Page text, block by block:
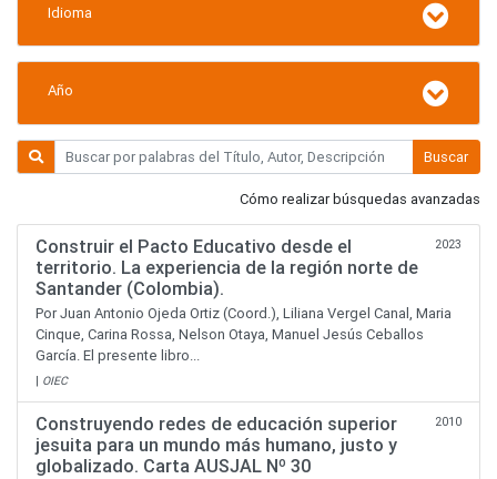
Buscar
Cómo realizar búsquedas avanzadas
Construir el Pacto Educativo desde el
territorio. La experiencia de la región norte de
Santander (Colombia).
2023
Por Juan Antonio Ojeda Ortiz (Coord.), Liliana Vergel Canal, Maria
Cinque, Carina Rossa, Nelson Otaya, Manuel Jesús Ceballos
García. El presente libro...
| OIEC
Construyendo redes de educación superior
jesuita para un mundo más humano, justo y
globalizado. Carta AUSJAL Nº 30
2010
Idioma
Año